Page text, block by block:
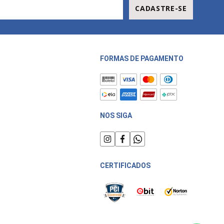
CADASTRE-SE
FORMAS DE PAGAMENTO
NOS SIGA
CERTIFICADOS